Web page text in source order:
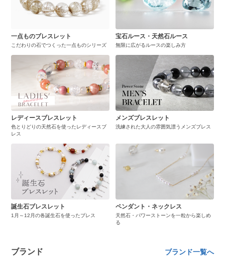
一点ものブレスレット
こだわりの石でつくった一点ものシリーズ
宝石ルース・天然石ルース
無限に広がるルースの楽しみ方
レディースブレスレット
色とりどりの天然石を使ったレディースブ
レス
メンズブレスレット
洗練された大人の雰囲気漂うメンズブレス
誕生石ブレスレット
1月～12月の各誕生石を使ったブレス
ペンダント・ネックレス
天然石・パワーストーンを一粒から楽しめ
る
ブランド ブランド一覧へ